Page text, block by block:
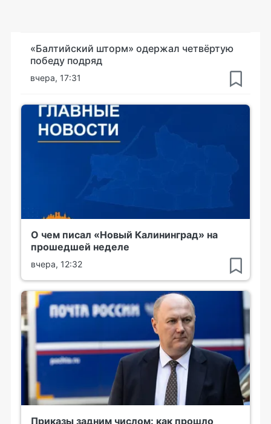
«Балтийский шторм» одержал четвёртую
победу подряд
вчера, 17:31
О чем писал «Новый Калининград» на
прошедшей неделе
вчера, 12:32
Приказы задним числом: как прошло